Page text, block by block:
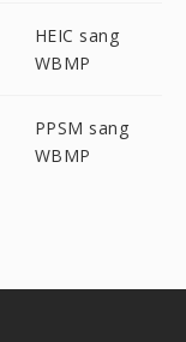
HEIC sang
WBMP
PPSM sang
WBMP